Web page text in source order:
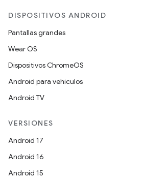
DISPOSITIVOS ANDROID
Pantallas grandes
Wear OS
Dispositivos ChromeOS
Android para vehículos
Android TV
VERSIONES
Android 17
Android 16
Android 15